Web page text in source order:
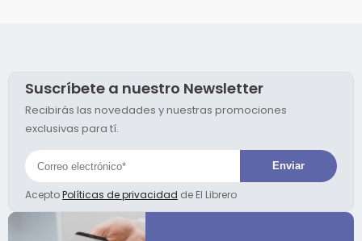
Suscríbete a nuestro Newsletter
Recibirás las novedades y nuestras promociones
exclusivas para tí.
AceptoPolíticas de privacidad de El Librero